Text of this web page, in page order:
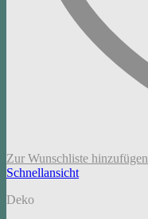
Zur Wunschliste hinzufügen
Schnellansicht
Deko